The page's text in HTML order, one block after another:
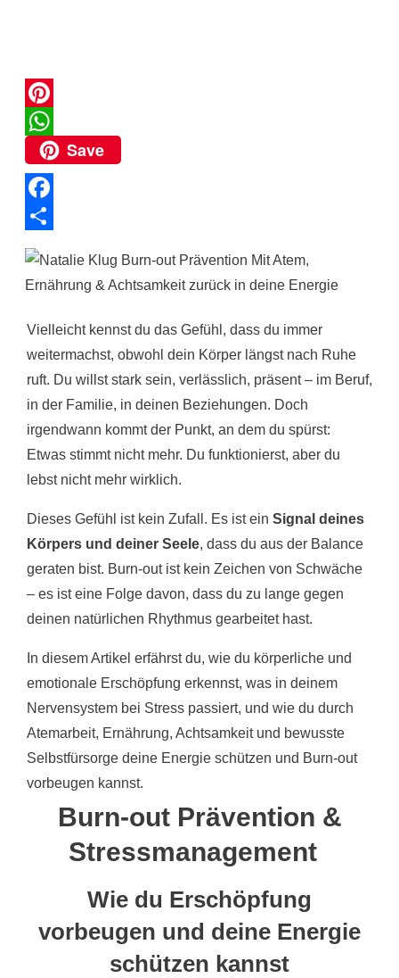
P
n
e
r
e
s
t
h
t
s
A
p
p
Save
F
b
o
o
l
e
n
Vielleicht kennst du das Gefühl, dass du immer
weitermachst, obwohl dein Körper längst nach Ruhe
ruft. Du willst stark sein, verlässlich, präsent – im Beruf,
in der Familie, in deinen Beziehungen. Doch
irgendwann kommt der Punkt, an dem du spürst:
Etwas stimmt nicht mehr. Du funktionierst, aber du
lebst nicht mehr wirklich.
Dieses Gefühl ist kein Zufall. Es ist ein Signal deines
Körpers und deiner Seele, dass du aus der Balance
geraten bist. Burn-out ist kein Zeichen von Schwäche
– es ist eine Folge davon, dass du zu lange gegen
deinen natürlichen Rhythmus gearbeitet hast.
In diesem Artikel erfährst du, wie du körperliche und
emotionale Erschöpfung erkennst, was in deinem
Nervensystem bei Stress passiert, und wie du durch
Atemarbeit, Ernährung, Achtsamkeit und bewusste
Selbstfürsorge deine Energie schützen und Burn-out
vorbeugen kannst.
Burn-out Prävention &
Stressmanagement
Wie du Erschöpfung
vorbeugen und deine Energie
schützen kannst